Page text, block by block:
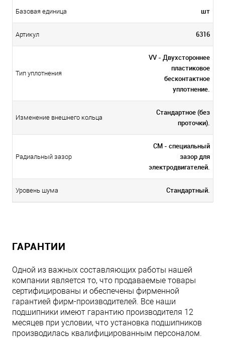
Базовая единица шт
Артикул 6316
Тип уплотнения
VV - Двухстороннее
пластиковое
бесконтактное
уплотнение.
Изменение внешнего кольца
Стандартное (без
проточки).
Радиальный зазор
CM - специальный
зазор для
электродвигателей.
Уровень шума Стандартный.
ГАРАНТИИ
Одной из важных составляющих работы нашей
компании является то, что продаваемые товары
сертифицированы и обеспечены фирменной
гарантией фирм-производителей. Все наши
подшипники имеют гарантию производителя 12
месяцев при условии, что установка подшипников
производилась квалифицированным персоналом.